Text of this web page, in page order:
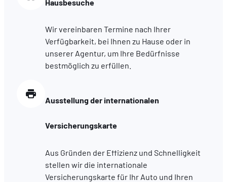
Hausbesuche
Wir vereinbaren Termine nach Ihrer
Verfügbarkeit, bei Ihnen zu Hause oder in
unserer Agentur, um Ihre Bedürfnisse
bestmöglich zu erfüllen.
Ausstellung der internationalen
Versicherungskarte
Aus Gründen der Effizienz und Schnelligkeit
stellen wir die internationale
Versicherungskarte für Ihr Auto und Ihren